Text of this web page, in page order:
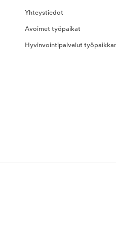
Yhteystiedot
Avoimet työpaikat
Hyvinvointipalvelut